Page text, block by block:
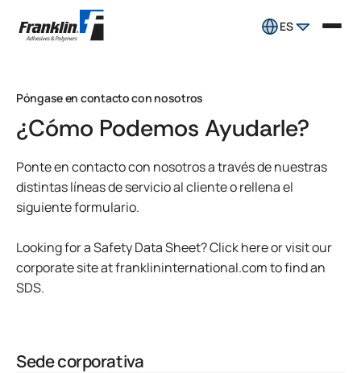
ES
Póngase en contacto con nosotros
¿Cómo Podemos Ayudarle?
Ponte en contacto con nosotros a través de nuestras
distintas líneas de servicio al cliente o rellena el
siguiente formulario.
Looking for a Safety Data Sheet?Click hereor visit our
corporate site atfranklininternational.comto find an
SDS.
Sede corporativa